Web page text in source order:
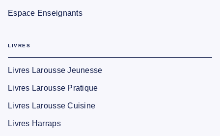
Espace Enseignants
LIVRES
Livres Larousse Jeunesse
Livres Larousse Pratique
Livres Larousse Cuisine
Livres Harraps